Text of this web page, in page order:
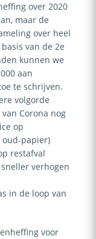
over 2020
maar de
over heel
van de 2e
kunnen we
aan
te schrijven.
volgorde
Corona nog
op
papier)
restafval
verhogen
in de loop van
voor